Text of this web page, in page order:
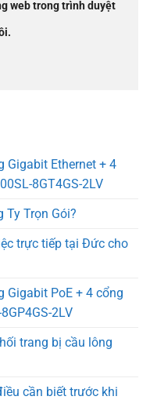
web trong trình duyệt
Gigabit Ethernet + 4
8GT4GS-2LV
Ty Trọn Gói?
trực tiếp tại Đức cho
Gigabit PoE + 4 cổng
2LV
trang bị cầu lông
cần biết trước khi